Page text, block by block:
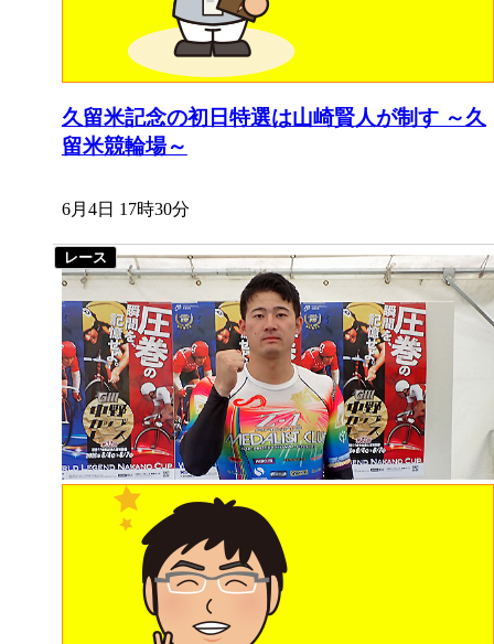
久留米記念の初日特選は山崎賢人が制す ～久
留米競輪場～
6月4日 17時30分